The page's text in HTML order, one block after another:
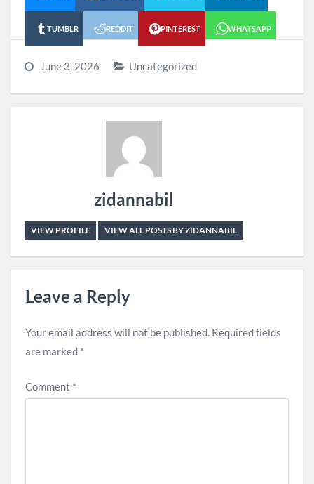
TUMBLR REDDIT PINTEREST WHATSAPP
June 3, 2026 Uncategorized
zidannabil
VIEW PROFILE VIEW ALL POSTS BY ZIDANNABIL
Leave a Reply
Your email address will not be published. Required fields
are marked *
Comment *